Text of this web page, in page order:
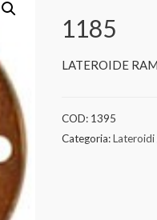
1185
LATEROIDE
COD: 1395
Categoria:Lateroidi